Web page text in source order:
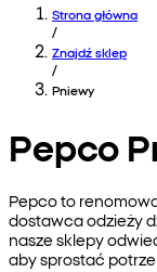
Strona główna
/
Znajdź sklep
/
Pniewy
Pepco
Pepco to
dostawca odzieży
nasze sklepy
aby sprostać